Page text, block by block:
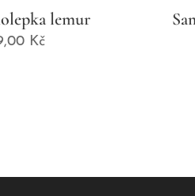
lemur
Kč